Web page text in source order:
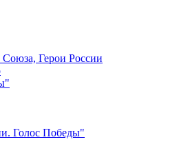
Герои России
Голос Победы"